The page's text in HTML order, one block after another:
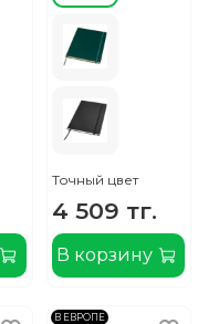
Точный цвет
4 509 тг.
В корзину
В ЕВРОПЕ